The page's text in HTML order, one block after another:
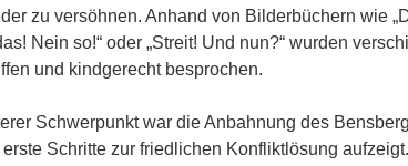
zu versöhnen. Anhand von Bilderbüchern wie
Nein so!“ oder „Streit! Und nun?“ wurden
und kindgerecht besprochen.
Schwerpunkt war die Anbahnung des
erste Schritte zur friedlichen Konfliktlösung